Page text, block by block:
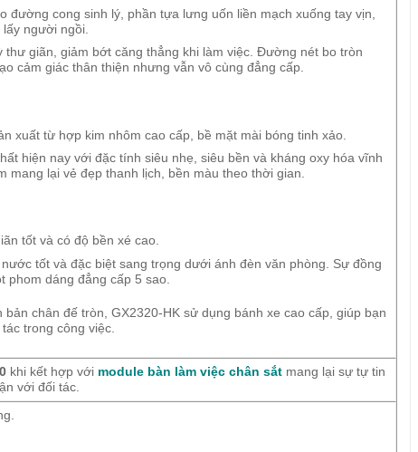
đường cong sinh lý, phần tựa lưng uốn liền mạch xuống tay vịn,
người ngồi.
thư giãn, giảm bớt căng thẳng khi làm việc. Đường nét bo tròn
cảm giác thân thiện nhưng vẫn vô cùng đẳng cấp.
xuất từ hợp kim nhôm cao cấp, bề mặt mài bóng tinh xảo.
hiện nay với đặc tính siêu nhẹ, siêu bền và kháng oxy hóa vĩnh
mang lại vẻ đẹp thanh lịch, bền màu theo thời gian.
tốt và có độ bền xé cao.
tốt và đặc biệt sang trọng dưới ánh đèn văn phòng. Sự đồng
phom dáng đẳng cấp 5 sao.
bản chân đế tròn, GX2320-HK sử dụng bánh xe cao cấp, giúp bạn
trong công việc.
khi kết hợp với module bàn làm việc chân sắt mang lại sự tự tin
với đối tác.